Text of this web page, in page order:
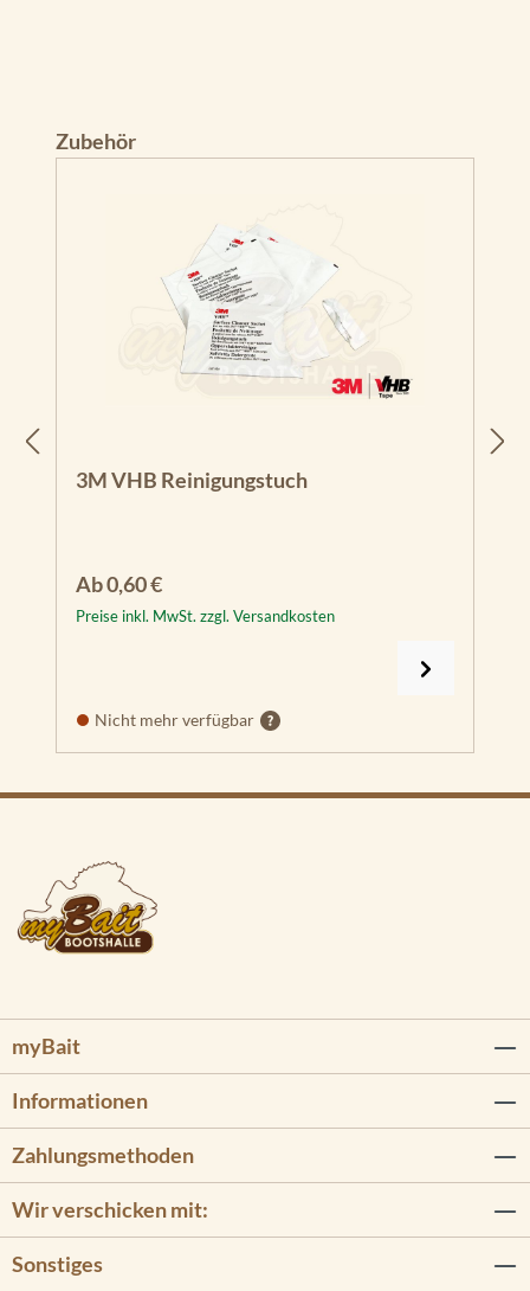
Produktgalerie überspringen
Zubehör
3M VHB Reinigungstuch
Regulärer Preis:
Ab0,60 €
Preise inkl. MwSt. zzgl. Versandkosten
Nicht mehr verfügbar
myBait
Informationen
Zahlungsmethoden
Wir verschicken mit:
Sonstiges